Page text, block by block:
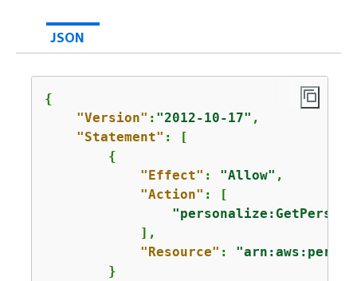
JSON
{
"Version" : "2012-10-17" ,
"Statement" : [
{
"Effect" : "Allow" ,
"Action" : [
            ],
"Resource" :
        }